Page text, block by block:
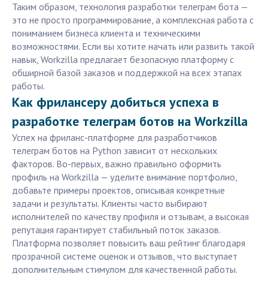
Таким образом, технология разработки телеграм бота —
это не просто программирование, а комплексная работа с
пониманием бизнеса клиента и техническими
возможностями. Если вы хотите начать или развить такой
навык, Workzilla предлагает безопасную платформу с
обширной базой заказов и поддержкой на всех этапах
работы.
Как фрилансеру добиться успеха в
разработке телеграм ботов на Workzilla
Успех на фриланс-платформе для разработчиков
телеграм ботов на Python зависит от нескольких
факторов. Во-первых, важно правильно оформить
профиль на Workzilla — уделите внимание портфолио,
добавьте примеры проектов, описывая конкретные
задачи и результаты. Клиенты часто выбирают
исполнителей по качеству профиля и отзывам, а высокая
репутация гарантирует стабильный поток заказов.
Платформа позволяет повысить ваш рейтинг благодаря
прозрачной системе оценок и отзывов, что выступает
дополнительным стимулом для качественной работы.